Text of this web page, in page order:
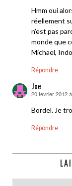
Hmm oui
réellement
n’est pas
monde que
Michael,
Répondre
Joe
dit :
20 février 2012
Bordel. Je
Répondre